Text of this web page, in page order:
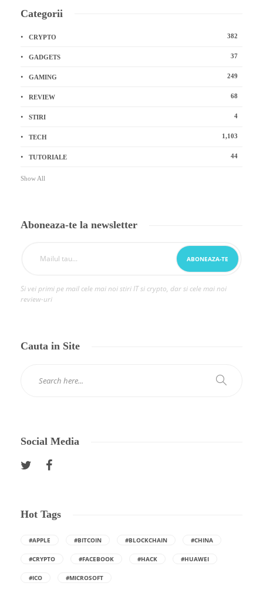
Categorii
CRYPTO 382
GADGETS 37
GAMING 249
REVIEW 68
STIRI 4
TECH 1,103
TUTORIALE 44
Show All
Aboneaza-te la newsletter
Si vei primi pe mail cele mai noi stiri IT si crypto, dar si cele mai noi
review-uri
Cauta in Site
Social Media
Hot Tags
#APPLE #BITCOIN #BLOCKCHAIN #CHINA
#CRYPTO #FACEBOOK #HACK #HUAWEI
#ICO #MICROSOFT